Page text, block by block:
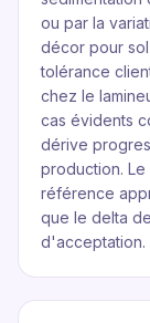
ou par la
décor pour
tolérance
chez le
cas évidents
dérive
production.
référence
que le delta
d'acceptation.